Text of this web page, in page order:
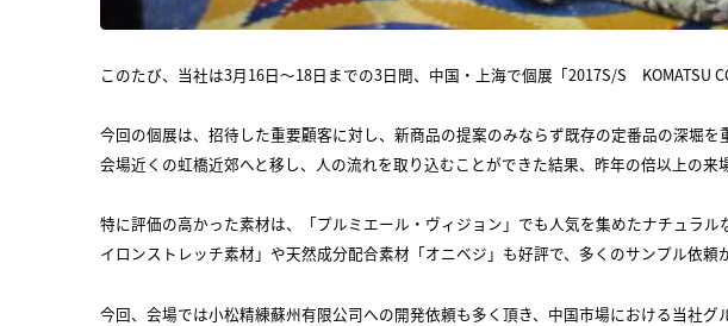
このたび、当社は3月16日～18日までの3日間、中国・上海で個展「2017S/S KOMATSU
今回の個展は、招待した重要顧客に対し、新商品の提案のみならず既存の定番品の深堀
会場近くの虹橋近郊へと移し、人の流れを取り込むことができた結果、昨年の倍以上の来
特に評価の高かった素材は、「プルミエール・ヴィジョン」でも人気を集めたナチュラ
イロンストレッチ素材」や天然成分配合素材「オニベジ」も好評で、多くのサンプル依頼
今回、会場では小松精練蘇州有限公司への開発依頼も多く頂き、中国市場における当社